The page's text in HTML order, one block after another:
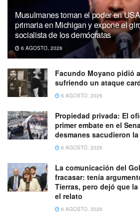
Musulmanes toman el poder en
primaria en Michigan y expone el
socialista de los demócratas
6 AGOSTO, 2026
Facundo Moyano pidió
sufriendo un ataque
6 AGOSTO, 2026
Propiedad privada: El
primer embate en el
desmanes sacudieron
6 AGOSTO, 2026
La comunicación del
fracasar: tenía
Tierras, pero dejó que
el relato
6 AGOSTO, 2026